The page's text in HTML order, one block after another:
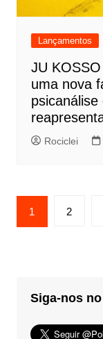
Lançamentos
JU
uma nova
Rociclei
Paginação
de
1 2
Siga-nos